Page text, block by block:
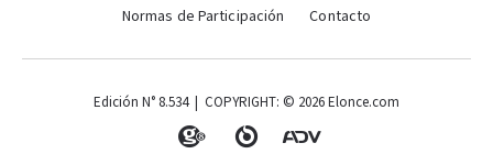
Normas de Participación
Contacto
Edición N° 8.534 | COPYRIGHT: © 2026 Elonce.com